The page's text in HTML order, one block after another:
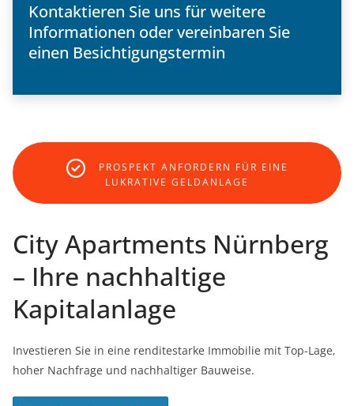
Kontaktieren Sie uns für weitere
Informationen oder vereinbaren Sie
einen Besichtigungstermin
PROSPEKT ANFORDERN FÜR EINE
LUKRATIVE GELDANLAGE
City Apartments Nürnberg
– Ihre nachhaltige
Kapitalanlage
Investieren Sie in eine renditestarke Immobilie mit Top-Lage,
hoher Nachfrage und nachhaltiger Bauweise.